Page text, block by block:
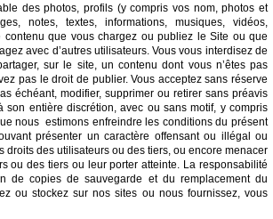
des photos, profils (y compris vos nom, photos et
notes, textes, informations, musiques, vidéos,
contenu que vous chargez ou publiez le Site ou que
avec d’autres utilisateurs. Vous vous interdisez de
sur le site, un contenu dont vous n’êtes pas
pas le droit de publier. Vous acceptez sans réserve
échéant, modifier, supprimer ou retirer sans préavis
son entière discrétion, avec ou sans motif, y compris
nous estimons enfreindre les conditions du présent
présenter un caractère offensant ou illégal ou
droits des utilisateurs ou des tiers, ou encore menacer
ou des tiers ou leur porter atteinte. La responsabilité
de copies de sauvegarde et du remplacement du
ou stockez sur nos sites ou nous fournissez, vous